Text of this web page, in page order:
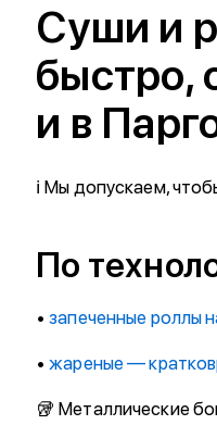
Суши и
быстро,
и в
ℹ️ Мы допускаем,
По
•запеченные роллы
•жареные —
🥡 Металлические